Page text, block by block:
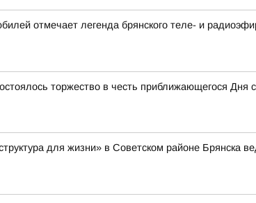
отмечает легенда брянского теле- и
торжество в честь приближающегося Дня
для жизни» в Советском районе Брянска